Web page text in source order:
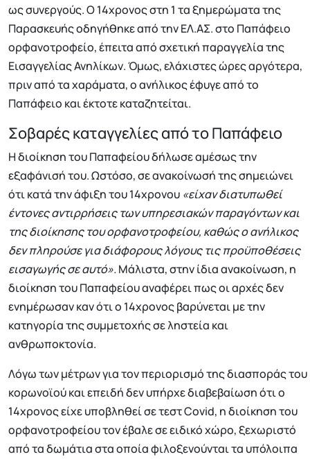
ως συνεργούς. Ο 14χρονος στη 1 τα ξημερώματα της
Παρασκευής οδηγήθηκε από την ΕΛ.ΑΣ. στο Παπάφειο
ορφανοτροφείο, έπειτα από σχετική παραγγελία της
Εισαγγελίας Ανηλίκων. Όμως, ελάχιστες ώρες αργότερα,
πριν από τα χαράματα, ο ανήλικος έφυγε από το
Παπάφειο και έκτοτε καταζητείται.
Σοβαρές καταγγελίες από το Παπάφειο
Η διοίκηση του Παπαφείου δήλωσε αμέσως την
εξαφάνισή του. Ωστόσο, σε ανακοίνωσή της σημειώνει
ότι κατά την άφιξη του 14χρονου «είχαν διατυπωθεί
έντονες αντιρρήσεις των υπηρεσιακών παραγόντων και
της διοίκησης του ορφανοτροφείου, καθώς ο ανήλικος
δεν πληρούσε για διάφορους λόγους τις προϋποθέσεις
εισαγωγής σε αυτό».Μάλιστα, στην ίδια ανακοίνωση, η
διοίκηση του Παπαφείου αναφέρει πως οι αρχές δεν
ενημέρωσαν καν ότι ο 14χρονος βαρύνεται με την
κατηγορία της συμμετοχής σε ληστεία και
ανθρωποκτονία.
Λόγω των μέτρων για τον περιορισμό της διασποράς του
κορωνοϊού και επειδή δεν υπήρχε διαβεβαίωση ότι ο
14χρονος είχε υποβληθεί σε τεστ Covid, η διοίκηση του
ορφανοτροφείου τον έβαλε σε ειδικό χώρο, ξεχωριστό
από τα δωμάτια στα οποία φιλοξενούνται τα υπόλοιπα